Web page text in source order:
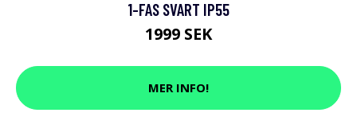
1-FAS SVART IP55
1999 SEK
MER INFO!